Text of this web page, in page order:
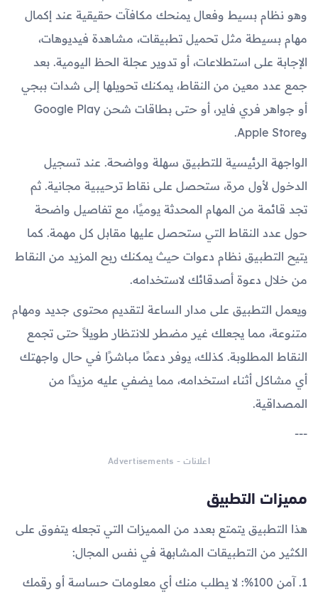
وهو نظام بسيط وفعال يمنحك مكافآت حقيقية عند إكمال
مهام بسيطة مثل تحميل تطبيقات، مشاهدة فيديوهات،
الإجابة على استطلاعات، أو تدوير عجلة الحظ اليومية. بعد
جمع عدد معين من النقاط، يمكنك تحويلها إلى شدات ببجي
أو جواهر فري فاير، أو حتى بطاقات شحن Google Play
وApple Store.
الواجهة الرئيسية للتطبيق سهلة وواضحة. عند تسجيل
الدخول لأول مرة، ستحصل على نقاط ترحيبية مجانية. ثم
تجد قائمة من المهام المحدثة يوميًا، مع تفاصيل واضحة
حول عدد النقاط التي ستحصل عليها مقابل كل مهمة. كما
يتيح التطبيق نظام دعوات حيث يمكنك ربح المزيد من النقاط
من خلال دعوة أصدقائك لاستخدامه.
ويعمل التطبيق على مدار الساعة لتقديم محتوى جديد ومهام
متنوعة، مما يجعلك غير مضطر للانتظار طويلاً حتى تجمع
النقاط المطلوبة. كذلك، يوفر دعمًا مباشرًا في حال واجهتك
أي مشاكل أثناء استخدامه، مما يضفي عليه مزيدًا من
المصداقية.
---
اعلانات - Advertisements
مميزات التطبيق
هذا التطبيق يتمتع بعدد من المميزات التي تجعله يتفوق على
الكثير من التطبيقات المشابهة في نفس المجال:
1. آمن 100%: لا يطلب منك أي معلومات حساسة أو رقمك